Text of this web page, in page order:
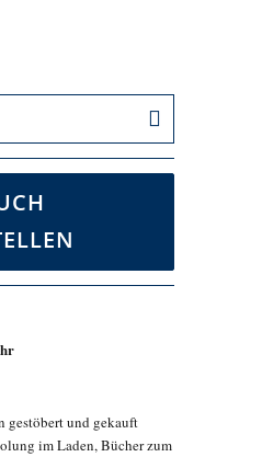
gestöbert und gekauft
im Laden, Bücher zum